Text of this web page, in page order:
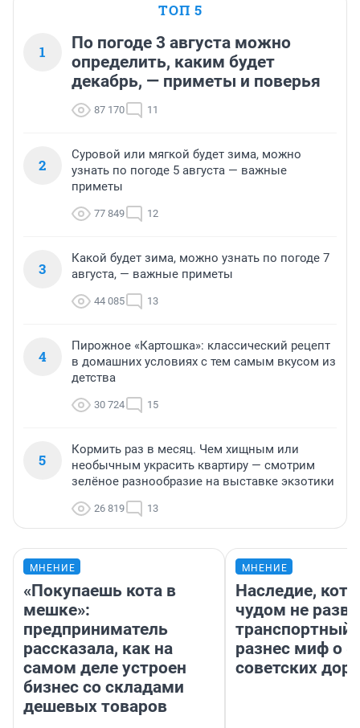
ТОП 5
1
По погоде 3 августа можно
определить, каким будет
декабрь, — приметы и поверья
87 170 11
2
Суровой или мягкой будет зима, можно
узнать по погоде 5 августа — важные
приметы
77 849 12
3
Какой будет зима, можно узнать по погоде 7
августа, — важные приметы
44 085 13
4
Пирожное «Картошка»: классический рецепт
в домашних условиях с тем самым вкусом из
детства
30 724 15
5
Кормить раз в месяц. Чем хищным или
необычным украсить квартиру — смотрим
зелёное разнообразие на выставке экзотики
26 819 13
МНЕНИЕ
«Покупаешь кота в
мешке»:
предприниматель
рассказала, как на
самом деле устроен
бизнес со складами
дешевых товаров
МНЕНИЕ
Наследие,
чудом не
транспортный
разнес миф о
советских